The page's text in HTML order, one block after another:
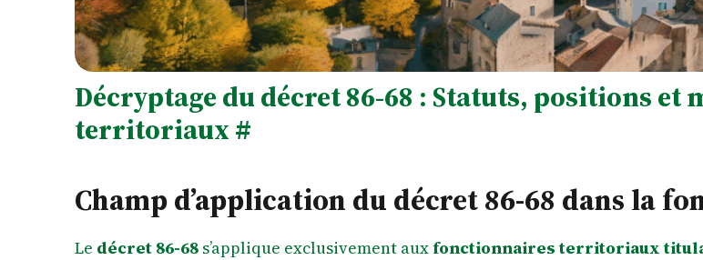
Décryptage du décret 86-68 : Statuts, positions
territoriaux#
Champ d’application du décret 86-68 dans la
Le décret 86-68 s’applique exclusivement auxfonctionnaires territoriaux